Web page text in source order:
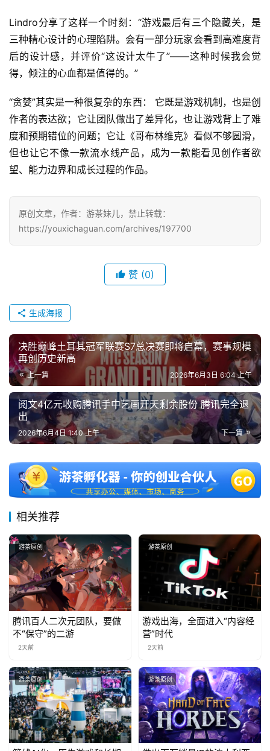
Lindro分享了这样一个时刻：“游戏最后有三个隐藏关，是
三种精心设计的心理陷阱。会有一部分玩家会看到高难度背
后的设计感，并评价“这设计太牛了”——这种时候我会觉
得，倾注的心血都是值得的。”
“贪婪”其实是一种很复杂的东西： 它既是游戏机制，也是创
作者的表达欲；它让团队做出了差异化，也让游戏背上了难
度和预期错位的问题；它让《哥布林维克》看似不够圆滑，
但也让它不像一款流水线产品，成为一款能看见创作者欲
望、能力边界和成长过程的作品。
原创文章，作者：游茶妹儿，禁止转载：
https://youxichaguan.com/archives/197700
赞 (0)
生成海报
决胜巅峰土耳其冠军联赛S7总决赛即将启幕，赛事规模
再创历史新高
上一篇 2026年6月3日 6:04 上午
阅文4亿元收购腾讯手中艺画开天剩余股份 腾讯完全退
出
下一篇
2026年6月4日 1:40 上午
相关推荐
游茶原创
腾讯百人二次元团队，要做
不“保守”的二游
2天前
游茶原创
游戏出海，全面进入“内容经
营”时代
2天前
游茶原创 游茶原创